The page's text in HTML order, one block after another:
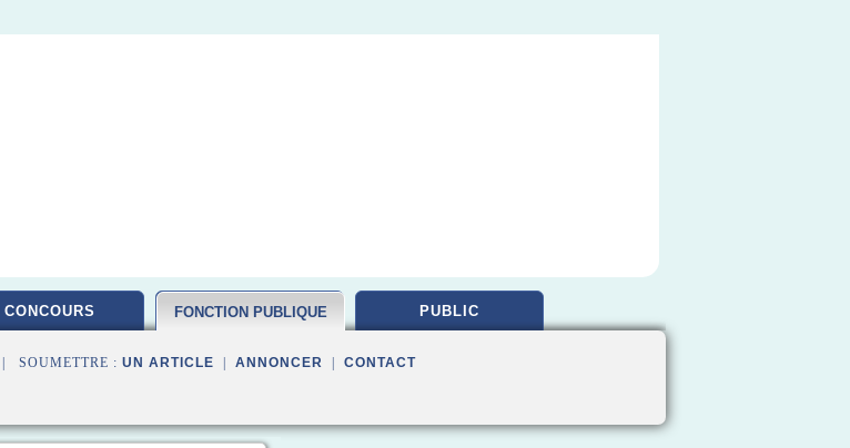
CONCOURS FONCTION PUBLIQUE PUBLIC
| SOUMETTRE : UN ARTICLE ANNONCER CONTACT